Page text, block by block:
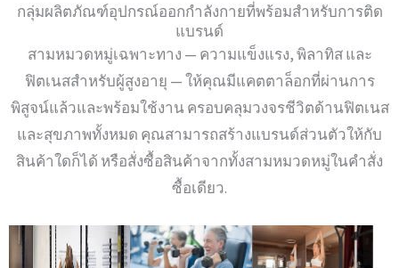
กลุ่มผลิตภัณฑ์อุปกรณ์ออกกำลังกายที่พร้อมสำหรับการติด
แบรนด์
สามหมวดหมู่เฉพาะทาง — ความแข็งแรง, พิลาทิส และ
ฟิตเนสสำหรับผู้สูงอายุ — ให้คุณมีแคตตาล็อกที่ผ่านการ
พิสูจน์แล้วและพร้อมใช้งาน ครอบคลุมวงจรชีวิตด้านฟิตเนส
และสุขภาพทั้งหมด คุณสามารถสร้างแบรนด์ส่วนตัวให้กับ
สินค้าใดก็ได้ หรือสั่งซื้อสินค้าจากทั้งสามหมวดหมู่ในคำสั่ง
ซื้อเดียว.